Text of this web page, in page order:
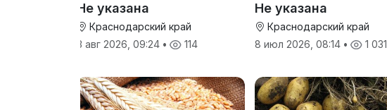
Не указана
Краснодарский край
3 авг 2026, 09:24 • 114
Не указана
Краснодарский край
8 июл 2026, 08:14 • 1 031